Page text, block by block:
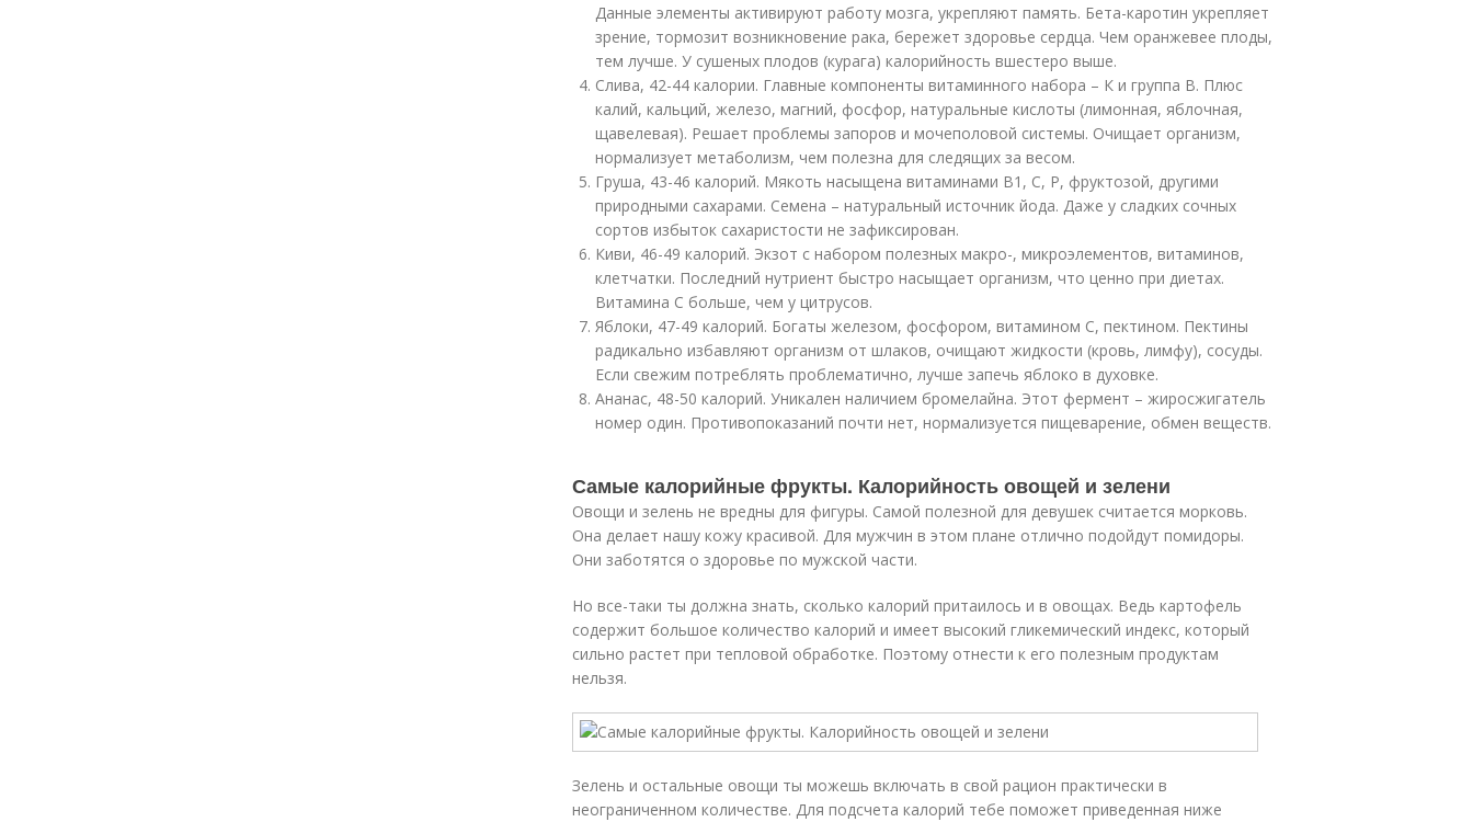
Данные элементы активируют работу мозга, укрепляют память. Бета-каротин укрепляет
зрение, тормозит возникновение рака, бережет здоровье сердца. Чем оранжевее плоды,
тем лучше. У сушеных плодов (курага) калорийность вшестеро выше.
Слива, 42-44 калории. Главные компоненты витаминного набора – К и группа В. Плюс
калий, кальций, железо, магний, фосфор, натуральные кислоты (лимонная, яблочная,
щавелевая). Решает проблемы запоров и мочеполовой системы. Очищает организм,
нормализует метаболизм, чем полезна для следящих за весом.
Груша, 43-46 калорий. Мякоть насыщена витаминами В1, C, P, фруктозой, другими
природными сахарами. Семена – натуральный источник йода. Даже у сладких сочных
сортов избыток сахаристости не зафиксирован.
Киви, 46-49 калорий. Экзот с набором полезных макро-, микроэлементов, витаминов,
клетчатки. Последний нутриент быстро насыщает организм, что ценно при диетах.
Витамина С больше, чем у цитрусов.
Яблоки, 47-49 калорий. Богаты железом, фосфором, витамином С, пектином. Пектины
радикально избавляют организм от шлаков, очищают жидкости (кровь, лимфу), сосуды.
Если свежим потреблять проблематично, лучше запечь яблоко в духовке.
Ананас, 48-50 калорий. Уникален наличием бромелайна. Этот фермент – жиросжигатель
номер один. Противопоказаний почти нет, нормализуется пищеварение, обмен веществ.
Самые калорийные фрукты. Калорийность овощей и зелени
Овощи и зелень не вредны для фигуры. Самой полезной для девушек считается морковь.
Она делает нашу кожу красивой. Для мужчин в этом плане отлично подойдут помидоры.
Они заботятся о здоровье по мужской части.
Но все-таки ты должна знать, сколько калорий притаилось и в овощах. Ведь картофель
содержит большое количество калорий и имеет высокий гликемический индекс, который
сильно растет при тепловой обработке. Поэтому отнести к его полезным продуктам
нельзя.
Зелень и остальные овощи ты можешь включать в свой рацион практически в
неограниченном количестве. Для подсчета калорий тебе поможет приведенная ниже